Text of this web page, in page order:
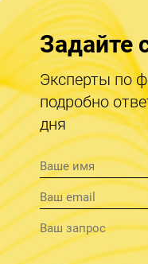
Задайте
Эксперты по
подробно
дня